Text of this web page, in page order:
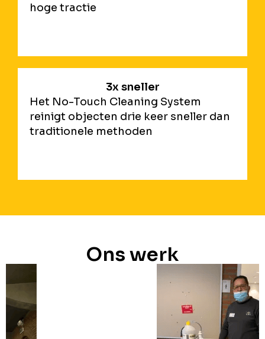
hoge tractie
3x sneller
Het No-Touch Cleaning System
reinigt objecten drie keer sneller dan
traditionele methoden
Ons werk